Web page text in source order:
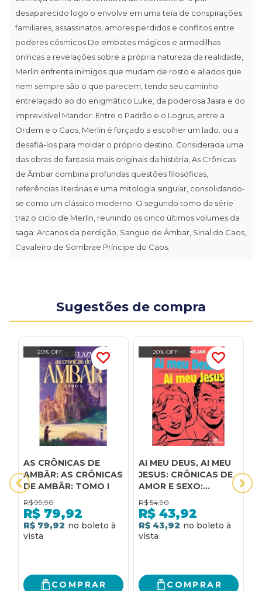
desaparecido logo o envolve em uma teia de conspirações
familiares, assassinatos, amores perdidos e conflitos entre
poderes cósmicos.De embates mágicos e armadilhas
oníricas a revelações sobre a própria natureza da realidade,
Merlin enfrenta inimigos que mudam de rosto e aliados que
nem sempre são o que parecem, tendo seu caminho
entrelaçado ao do enigmático Luke, da poderosa Jasra e do
imprevisível Mandor. Entre o Padrão e o Logrus, entre a
Ordem e o Caos, Merlin é forçado a escolher um lado. ou a
desafiá-los para moldar o próprio destino. Considerada uma
das obras de fantasia mais originais da história, As Crônicas
de Âmbar combina profundas questões filosóficas,
referências literárias e uma mitologia singular, consolidando-
se como um clássico moderno. O segundo tomo da série
traz o ciclo de Merlin, reunindo os cinco últimos volumes da
saga: Arcanos da perdição, Sangue de Âmbar, Sinal do Caos,
Cavaleiro de Sombrae Príncipe do Caos.
Sugestões de compra
20% OFF
AS CRÔNICAS DE
AMBÂR: AS CRÔNICAS
DE AMBÂR: TOMO I
R$ 99,90
R$ 79,92
R$ 79,92
COMPRAR
20% OFF
AI MEU DEUS, AI MEU
JESUS: CRÔNICAS DE
AMOR E SEXO:
CRÔNICAS DE AMOR E
SEXO
R$ 54,90
R$ 43,92
R$ 43,92
COMPRAR